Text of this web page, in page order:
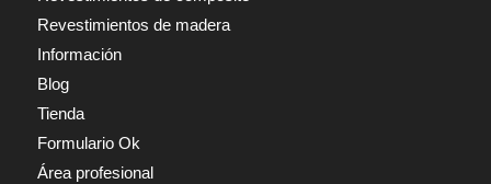
Revestimientos de madera
Información
Blog
Tienda
Formulario Ok
Área profesional